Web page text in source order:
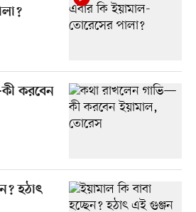
করবেন
হঠাৎ